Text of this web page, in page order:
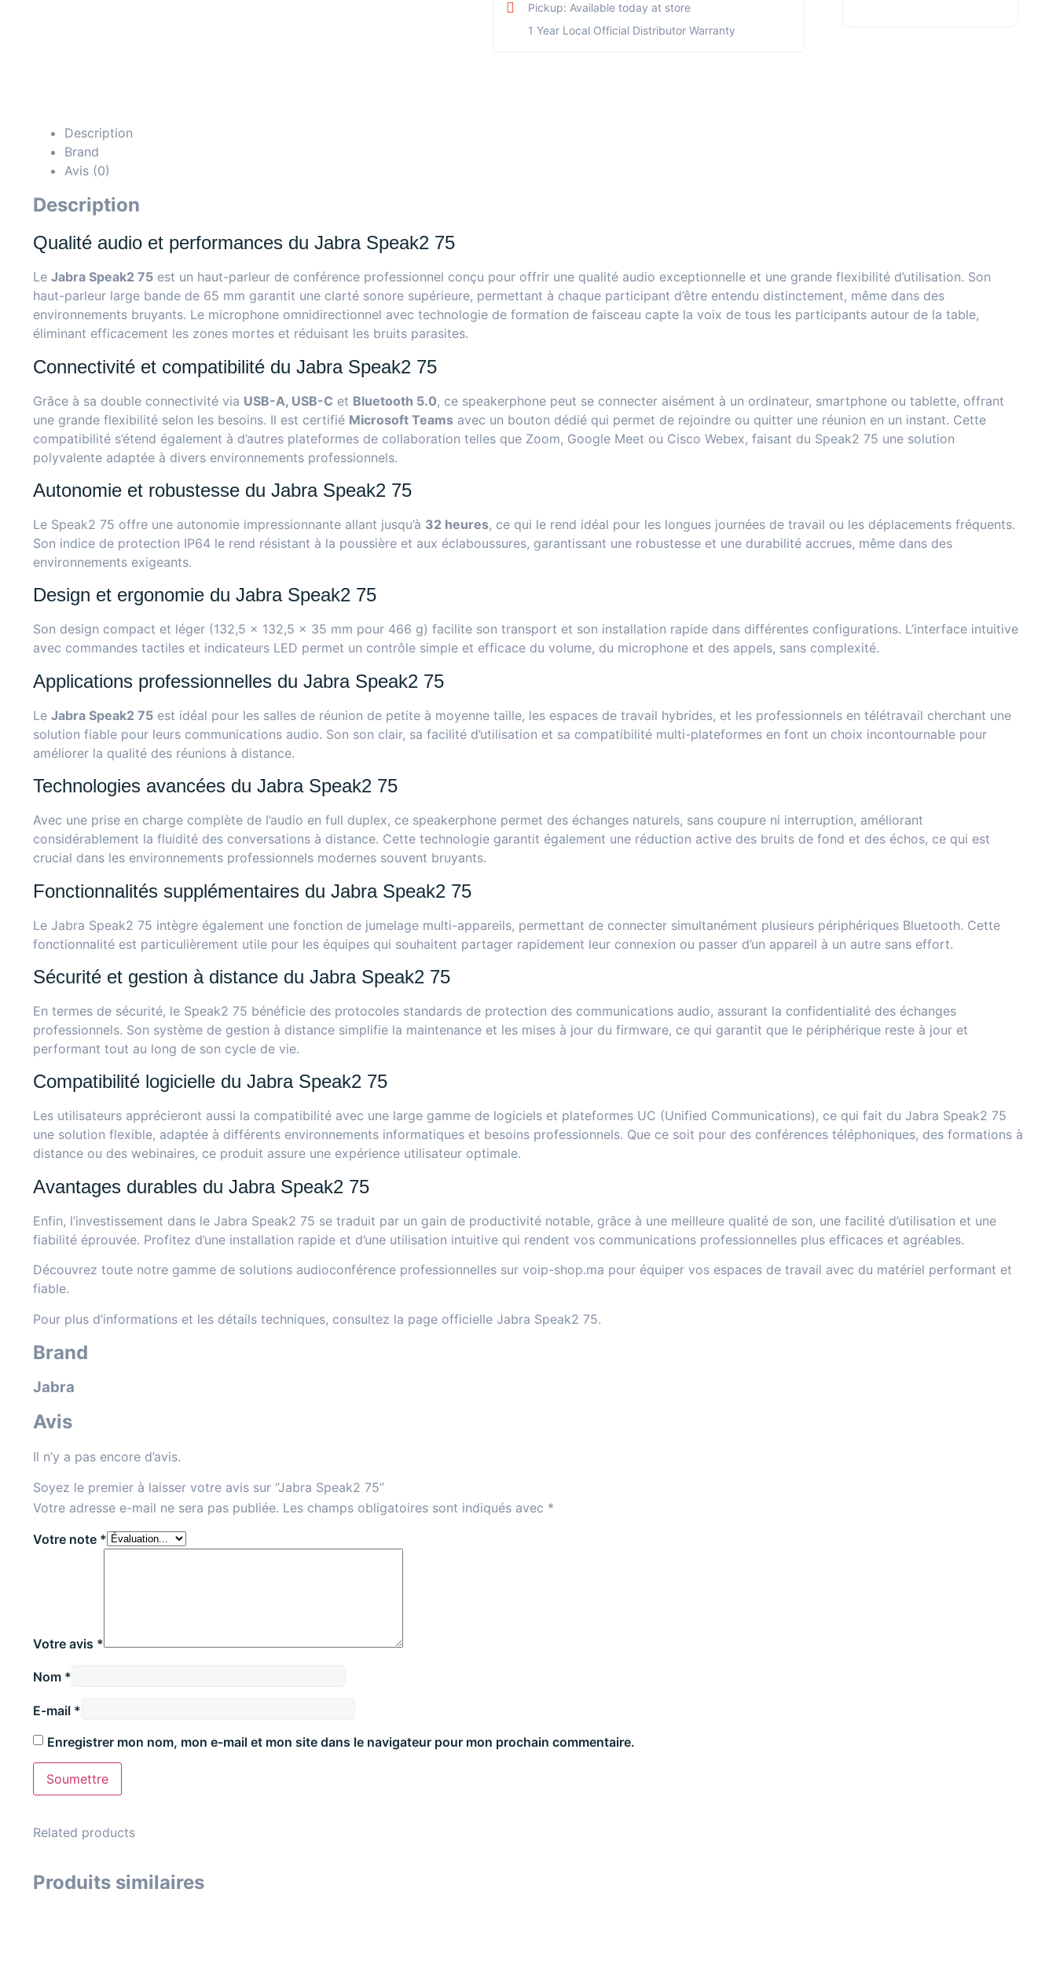
Pickup: Available today at store
1 Year Local Official Distributor Warranty
Description
Brand
Avis (0)
Description
Qualité audio et performances du Jabra Speak2 75
Le Jabra Speak2 75 est un haut-parleur de conférence professionnel conçu pour offrir une qualité audio exceptionnelle et une grande flexibilité d’utilisation. Son
haut-parleur large bande de 65 mm garantit une clarté sonore supérieure, permettant à chaque participant d’être entendu distinctement, même dans des
environnements bruyants. Le microphone omnidirectionnel avec technologie de formation de faisceau capte la voix de tous les participants autour de la table,
éliminant efficacement les zones mortes et réduisant les bruits parasites.
Connectivité et compatibilité du Jabra Speak2 75
Grâce à sa double connectivité via USB-A, USB-C et Bluetooth 5.0, ce speakerphone peut se connecter aisément à un ordinateur, smartphone ou tablette, offrant
une grande flexibilité selon les besoins. Il est certifié Microsoft Teams avec un bouton dédié qui permet de rejoindre ou quitter une réunion en un instant. Cette
compatibilité s’étend également à d’autres plateformes de collaboration telles que Zoom, Google Meet ou Cisco Webex, faisant du Speak2 75 une solution
polyvalente adaptée à divers environnements professionnels.
Autonomie et robustesse du Jabra Speak2 75
Le Speak2 75 offre une autonomie impressionnante allant jusqu’à 32 heures, ce qui le rend idéal pour les longues journées de travail ou les déplacements fréquents.
Son indice de protection IP64 le rend résistant à la poussière et aux éclaboussures, garantissant une robustesse et une durabilité accrues, même dans des
environnements exigeants.
Design et ergonomie du Jabra Speak2 75
Son design compact et léger (132,5 x 132,5 x 35 mm pour 466 g) facilite son transport et son installation rapide dans différentes configurations. L’interface intuitive
avec commandes tactiles et indicateurs LED permet un contrôle simple et efficace du volume, du microphone et des appels, sans complexité.
Applications professionnelles du Jabra Speak2 75
Le Jabra Speak2 75 est idéal pour les salles de réunion de petite à moyenne taille, les espaces de travail hybrides, et les professionnels en télétravail cherchant une
solution fiable pour leurs communications audio. Son son clair, sa facilité d’utilisation et sa compatibilité multi-plateformes en font un choix incontournable pour
améliorer la qualité des réunions à distance.
Technologies avancées du Jabra Speak2 75
Avec une prise en charge complète de l’audio en full duplex, ce speakerphone permet des échanges naturels, sans coupure ni interruption, améliorant
considérablement la fluidité des conversations à distance. Cette technologie garantit également une réduction active des bruits de fond et des échos, ce qui est
crucial dans les environnements professionnels modernes souvent bruyants.
Fonctionnalités supplémentaires du Jabra Speak2 75
Le Jabra Speak2 75 intègre également une fonction de jumelage multi-appareils, permettant de connecter simultanément plusieurs périphériques Bluetooth. Cette
fonctionnalité est particulièrement utile pour les équipes qui souhaitent partager rapidement leur connexion ou passer d’un appareil à un autre sans effort.
Sécurité et gestion à distance du Jabra Speak2 75
En termes de sécurité, le Speak2 75 bénéficie des protocoles standards de protection des communications audio, assurant la confidentialité des échanges
professionnels. Son système de gestion à distance simplifie la maintenance et les mises à jour du firmware, ce qui garantit que le périphérique reste à jour et
performant tout au long de son cycle de vie.
Compatibilité logicielle du Jabra Speak2 75
Les utilisateurs apprécieront aussi la compatibilité avec une large gamme de logiciels et plateformes UC (Unified Communications), ce qui fait du Jabra Speak2 75
une solution flexible, adaptée à différents environnements informatiques et besoins professionnels. Que ce soit pour des conférences téléphoniques, des formations à
distance ou des webinaires, ce produit assure une expérience utilisateur optimale.
Avantages durables du Jabra Speak2 75
Enfin, l’investissement dans le Jabra Speak2 75 se traduit par un gain de productivité notable, grâce à une meilleure qualité de son, une facilité d’utilisation et une
fiabilité éprouvée. Profitez d’une installation rapide et d’une utilisation intuitive qui rendent vos communications professionnelles plus efficaces et agréables.
Découvrez toute notre gamme de solutions audioconférence professionnelles sur voip-shop.ma pour équiper vos espaces de travail avec du matériel performant et
fiable.
Pour plus d’informations et les détails techniques, consultez la page officielle Jabra Speak2 75.
Brand
Jabra
Avis
Il n’y a pas encore d’avis.
Soyez le premier à laisser votre avis sur “Jabra Speak2 75”
Votre adresse e-mail ne sera pas publiée. Les champs obligatoires sont indiqués avec *
Votre note *
Votre avis *
Nom *
E-mail *
Enregistrer mon nom, mon e-mail et mon site dans le navigateur pour mon prochain commentaire.
Related products
Produits similaires